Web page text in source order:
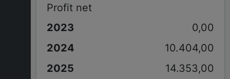
Profit net
0,00
10.404,00
14.353,00